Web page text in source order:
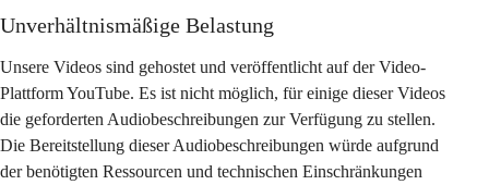
Unverhältnismäßige Belastung
Unsere Videos sind gehostet und veröffentlicht auf der Video-
Plattform YouTube. Es ist nicht möglich, für einige dieser Videos
die geforderten Audiobeschreibungen zur Verfügung zu stellen.
Die Bereitstellung dieser Audiobeschreibungen würde aufgrund
der benötigten Ressourcen und technischen Einschränkungen